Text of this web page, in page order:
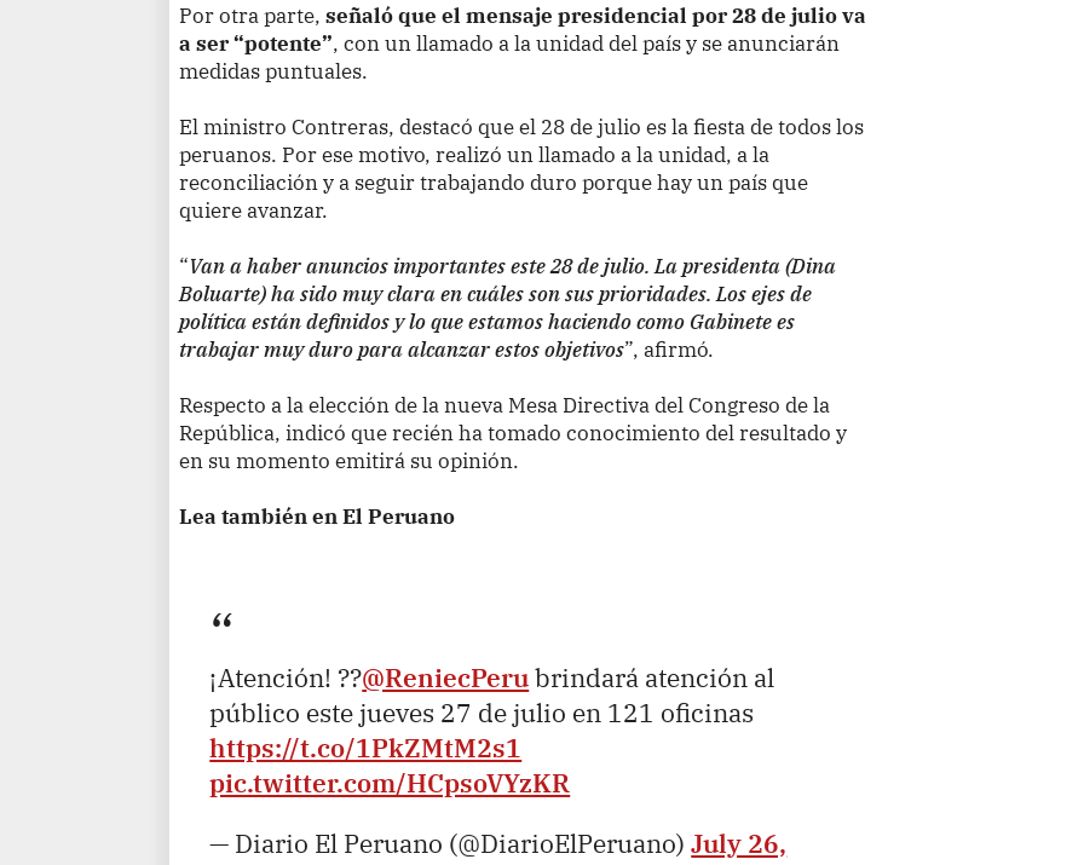
Por otra parte,señaló que el mensaje presidencial por 28 de julio va
a ser “potente”, con un llamado a la unidad del país y se anunciarán
medidas puntuales.
El ministro Contreras, destacó que el 28 de julio es la fiesta de todos los
peruanos. Por ese motivo, realizó un llamado a la unidad, a la
reconciliación y a seguir trabajando duro porque hay un país que
quiere avanzar.
“Van a haber anuncios importantes este 28 de julio. La presidenta (Dina
Boluarte) ha sido muy clara en cuáles son sus prioridades. Los ejes de
política están definidos y lo que estamos haciendo como Gabinete es
trabajar muy duro para alcanzar estos objetivos”, afirmó.
Respecto a la elección de la nueva Mesa Directiva del Congreso de la
República, indicó que recién ha tomado conocimiento del resultado y
en su momento emitirá su opinión.
Lea también en El Peruano
¡Atención! ??@ReniecPerubrindará atención al
público este jueves 27 de julio en 121 oficinas
https://t.co/1PkZMtM2s1
pic.twitter.com/HCpsoVYzKR
— Diario El Peruano (@DiarioElPeruano)July 26,